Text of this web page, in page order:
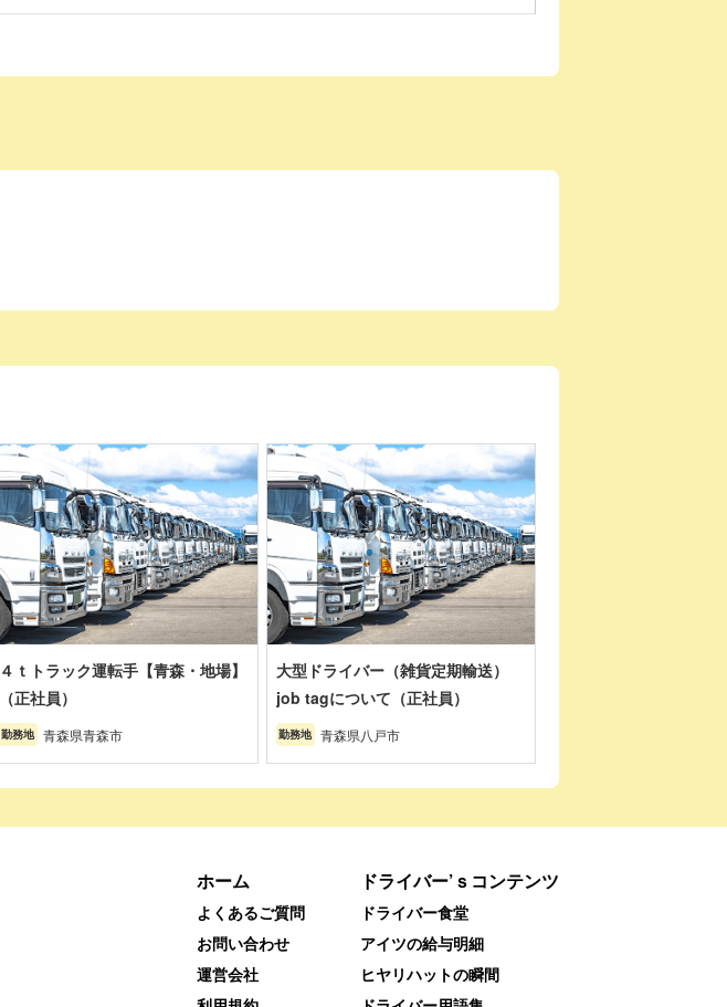
４ｔトラック運転手【青森・地場】
（正社員）
勤務地 青森県青森市
大型ドライバー（雑貨定期輸送）
job tagについて（正社員）
勤務地 青森県八戸市
ホーム
よくあるご質問
お問い合わせ
運営会社
ドライバー’ｓコンテンツ
ドライバー食堂
アイツの給与明細
ヒヤリハットの瞬間